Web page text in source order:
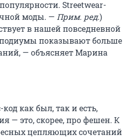
Streetwear-
моды. — Прим. ред.)
в нашей повседневной
показывают больше
— объясняет Марина
как был, так и есть,
— это, скорее, про фешен. К
цепляющих сочетаний